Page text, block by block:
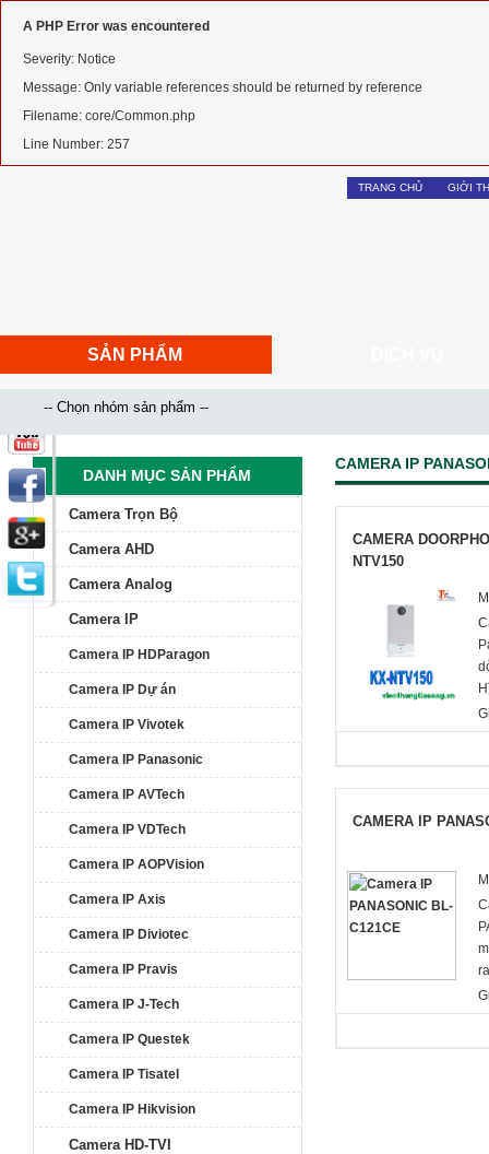
A PHP Error was encountered
Severity: Notice
Message: Only variable references should be returned by reference
Filename: core/Common.php
Line Number: 257
TRANG CHỦ GIỚI
SẢN PHẨM
CAMERA IP
CAMERA
NTV150
CAMERA IP
DANH MỤC SẢN PHẨM
Camera Trọn Bộ
Camera AHD
Camera Analog
Camera IP
Camera IP HDParagon
Camera IP Dự án
Camera IP Vivotek
Camera IP Panasonic
Camera IP AVTech
Camera IP VDTech
Camera IP AOPVision
Camera IP Axis
Camera IP Diviotec
Camera IP Pravis
Camera IP J-Tech
Camera IP Questek
Camera IP Tisatel
Camera IP Hikvision
Camera HD-TVI